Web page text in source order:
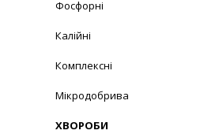
Фосфорні
Калійні
Комплексні
Мікродобрива
ХВОРОБИ